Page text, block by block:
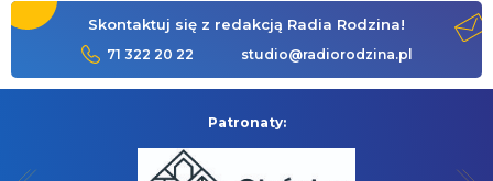
Skontaktuj się z redakcją Radia Rodzina!
71 322 20 22 studio@radiorodzina.pl
Patronaty: